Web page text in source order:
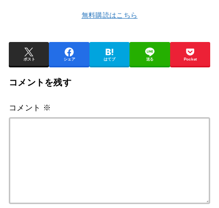
無料購読はこちら
ポスト シェア はてブ 送る Pocket
コメントを残す
コメント ※